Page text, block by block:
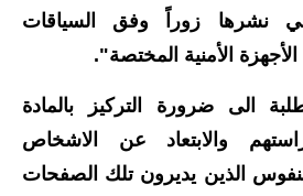
نتائج الامتحانات
المرحلة المتوسطة
المرحلة الاعدادية
نشرها زوراً وفق السياقات
الأجهزة الأمنية المختصة".
الى ضرورة التركيز بالمادة
والابتعاد عن الاشخاص
الذين يديرون تلك الصفحات